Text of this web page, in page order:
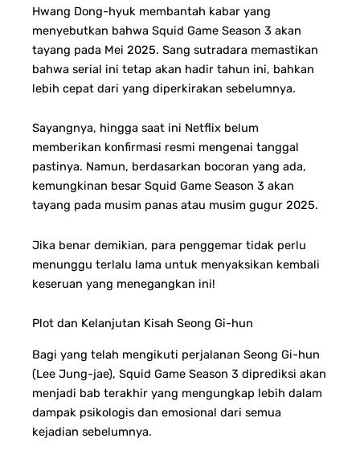
Hwang Dong-hyuk membantah kabar yang
menyebutkan bahwa Squid Game Season 3 akan
tayang pada Mei 2025. Sang sutradara memastikan
bahwa serial ini tetap akan hadir tahun ini, bahkan
lebih cepat dari yang diperkirakan sebelumnya.
Sayangnya, hingga saat ini Netflix belum
memberikan konfirmasi resmi mengenai tanggal
pastinya. Namun, berdasarkan bocoran yang ada,
kemungkinan besar Squid Game Season 3 akan
tayang pada musim panas atau musim gugur 2025.
Jika benar demikian, para penggemar tidak perlu
menunggu terlalu lama untuk menyaksikan kembali
keseruan yang menegangkan ini!
Plot dan Kelanjutan Kisah Seong Gi-hun
Bagi yang telah mengikuti perjalanan Seong Gi-hun
(Lee Jung-jae), Squid Game Season 3 diprediksi akan
menjadi bab terakhir yang mengungkap lebih dalam
dampak psikologis dan emosional dari semua
kejadian sebelumnya.